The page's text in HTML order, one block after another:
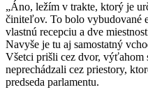
„Áno, ležím v trakte, ktorý je
činiteľov. To bolo vybudované
vlastnú recepciu a dve
Navyše je tu aj samostatný
Všetci prišli cez dvor, výťahom
neprechádzali cez priestory,
predseda parlamentu.